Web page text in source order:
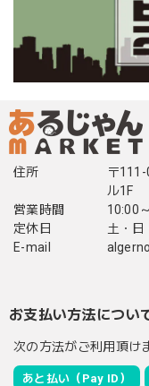
住所
〒
ル1F
営業時間
10:00
定休日
土・日
E-mail
お支払い方法につい
次の方法がご利用頂け
あと払い（Pay ID）